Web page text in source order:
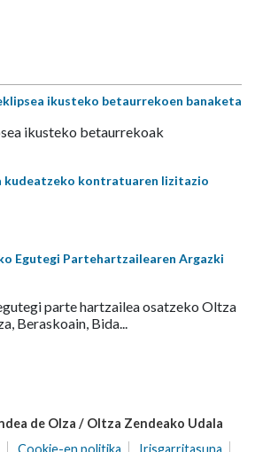
ikusteko betaurrekoen banaketa
ikusteko betaurrekoak
kudeatzeko kontratuaren lizitazio
Egutegi Partehartzailearen Argazki
parte hartzailea osatzeko Oltza
Beraskoain, Bida...
de Olza / Oltza Zendeako Udala
Cookie-en politika Irisgarritasuna